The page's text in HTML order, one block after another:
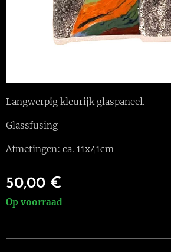
Langwerpig kleurijk glaspaneel.
Glassfusing
Afmetingen: ca. 11x41cm
50,00 €
Op voorraad